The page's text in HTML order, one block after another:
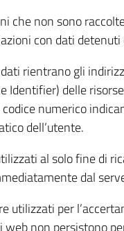
che non sono
con dati
rientrano gli
Identifier) delle
numerico
dell’utente.
al solo fine di
dal
utilizzati per
non persistono